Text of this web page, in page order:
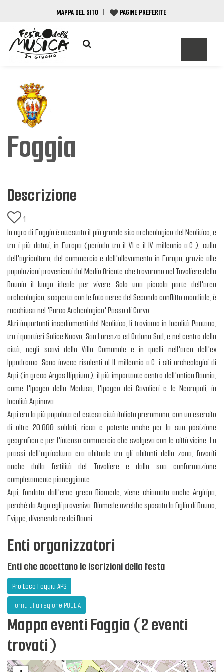
MAPPA DEL SITO | PAGINE PREFERITE
Foggia
Descrizione
1
In agro di Foggia è attestato il più grande sito archeologico del Neolitico, e
tra i più datati, in Europa (periodo tra il VI e il IV millennio a.C.), culla
dell'agricoltura, del commercio e dell'allevamento in Europa, grazie alle
popolazioni provenienti dal Medio Oriente che trovarono nel Tavoliere della
Daunia il luogo ideale per vivere. Solo una piccola parte dell'area
archeologica, scoperta con le foto aeree del Secondo conflitto mondiale, è
racchiusa nel 'Parco Archeologico' Passo di Corvo.
Altri importanti insediamenti del Neolitico, li troviamo in località Pantano,
tra i quartieri Salice Nuovo, San Lorenzo ed Ordona Sud, e nel centro della
città, negli scavi della Villa Comunale e in quelli nell'area dell'ex
Ippodromo. Sono invece risalenti al II millennio a.C. i siti archeologici di
Arpi (in greco Argos Hippium), il più importante centro dell'antica Daunia,
come l'Ipogeo della Medusa, l'Ipogeo dei Cavalieri e le Necropoli, in
località Arpinova.
Arpi era la più popolata ed estesa città italiota preromana, con un esercito
di oltre 20.000 soldati, ricca e potente anche per la sua posizione
geografica e per l'intenso commercio che svolgeva con le città vicine. La
prassi dell'agricoltura era abituale tra gli abitanti della zona, favoriti
anche dalla fertilità del Tavoliere e dalla sua conformazione
completamente pianeggiante.
Arpi, fondata dall'eroe greco Diomede, viene chiamata anche Argiripa,
perché da Argo egli proveniva. Diomede avrebbe sposato la figlia di Dauno,
Evippe, divenendo re dei Dauni.
Enti organizzatori
Enti che accettano le iscrizioni della festa
Pro Loco Foggia APS
Torna alla regione PUGLIA
Mappa eventi Foggia (2 eventi
trovati)